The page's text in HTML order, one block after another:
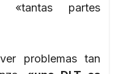
«tantas partes
problemas tan